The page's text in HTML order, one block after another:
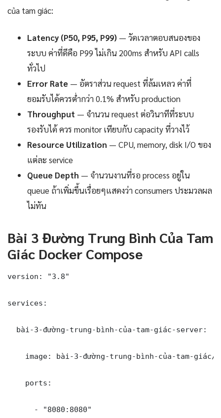
của tam giác:
Latency (P50, P95, P99) — วัดเวลาตอบสนองของ
ระบบ ค่าที่ดีคือ P99 ไม่เกิน 200ms สำหรับ API calls
ทั่วไป
Error Rate — อัตราส่วน request ที่ล้มเหลว ค่าที่
ยอมรับได้ควรต่ำกว่า 0.1% สำหรับ production
Throughput — จำนวน request ต่อวินาทีที่ระบบ
รองรับได้ ควร monitor เทียบกับ capacity ที่วางไว้
Resource Utilization — CPU, memory, disk I/O ของ
แต่ละ service
Queue Depth — จำนวนงานที่รอ process อยู่ใน
queue ถ้าเพิ่มขึ้นเรื่อยๆแสดงว่า consumers ประมวลผล
ไม่ทัน
Bài 3 Đường Trung Bình Của Tam
Giác Docker Compose
version: "3.8"
services:
  bài-3-đường-trung-bình-của-tam-giác-server:
image: bài-3-đường-trung-bình-của-tam-
    ports:
      - "8080:8080"